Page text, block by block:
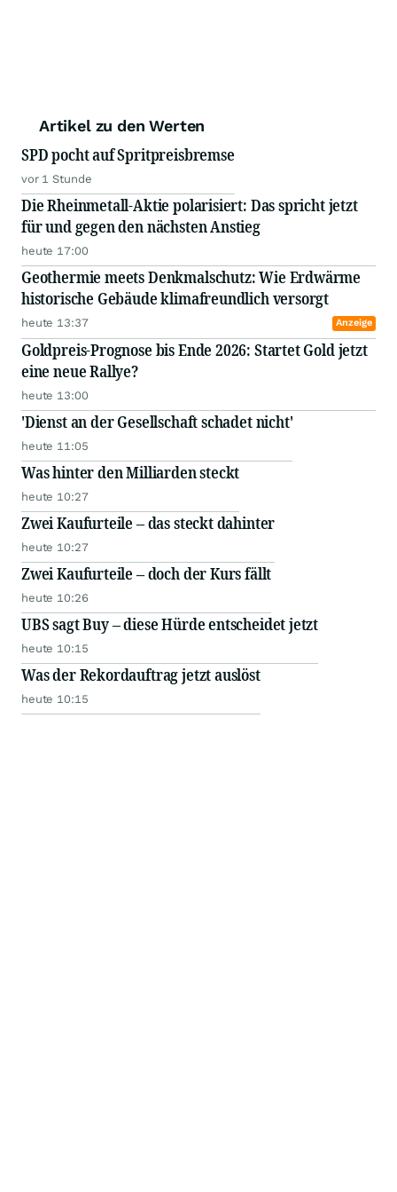
Artikel zu den Werten
SPD pocht auf Spritpreisbremse
vor 1 Stunde
Die Rheinmetall-Aktie polarisiert: Das spricht jetzt
für und gegen den nächsten Anstieg
heute 17:00
Geothermie meets Denkmalschutz: Wie Erdwärme
historische Gebäude klimafreundlich versorgt
heute 13:37 Anzeige
Goldpreis-Prognose bis Ende 2026: Startet Gold jetzt
eine neue Rallye?
heute 13:00
'Dienst an der Gesellschaft schadet nicht'
heute 11:05
Was hinter den Milliarden steckt
heute 10:27
Zwei Kaufurteile – das steckt dahinter
heute 10:27
Zwei Kaufurteile – doch der Kurs fällt
heute 10:26
UBS sagt Buy – diese Hürde entscheidet jetzt
heute 10:15
Was der Rekordauftrag jetzt auslöst
heute 10:15